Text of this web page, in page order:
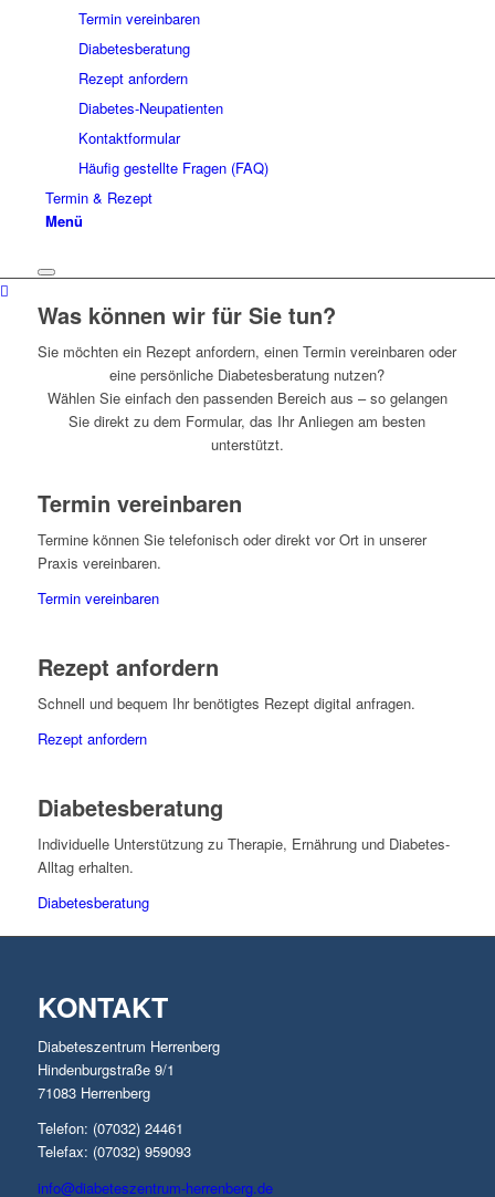
Termin vereinbaren
Diabetesberatung
Rezept anfordern
Diabetes-Neupatienten
Kontaktformular
Häufig gestellte Fragen (FAQ)
Termin & Rezept
Menü
Was können wir für Sie tun?
Sie möchten ein Rezept anfordern, einen Termin vereinbaren oder
eine persönliche Diabetesberatung nutzen?
Wählen Sie einfach den passenden Bereich aus – so gelangen
Sie direkt zu dem Formular, das Ihr Anliegen am besten
unterstützt.
Termin vereinbaren
Termine können Sie telefonisch oder direkt vor Ort in unserer
Praxis vereinbaren.
Termin vereinbaren
Rezept anfordern
Schnell und bequem Ihr benötigtes Rezept digital anfragen.
Rezept anfordern
Diabetesberatung
Individuelle Unterstützung zu Therapie, Ernährung und Diabetes-
Alltag erhalten.
Diabetesberatung
KONTAKT
Diabeteszentrum Herrenberg
Hindenburgstraße 9/1
71083 Herrenberg
Telefon: (07032) 24461
Telefax: (07032) 959093
info@diabeteszentrum-herrenberg.de